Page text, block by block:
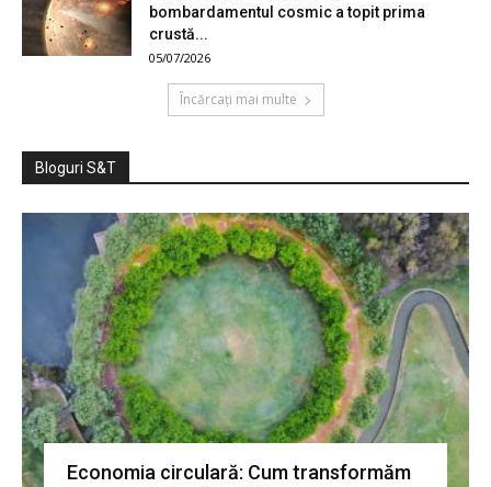
bombardamentul cosmic a topit prima
crustă...
05/07/2026
Încărcați mai multe
Bloguri S&T
Economia circulară: Cum transformăm